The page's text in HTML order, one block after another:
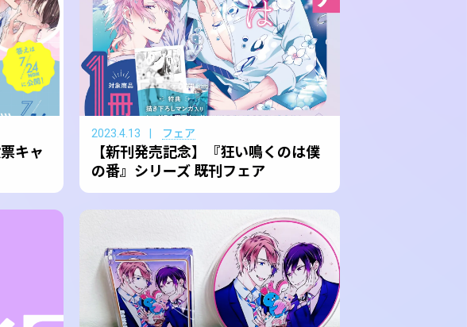
キャ
2023.4.13 フェア
【新刊発売記念】『狂い鳴くのは僕
の番』シリーズ 既刊フェア